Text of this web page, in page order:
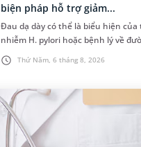
Thứ Năm, 6 tháng 8, 2026
biện pháp hỗ trợ giảm...
Đau dạ dày có thể là biểu hiện
nhiễm H. pylori hoặc bệnh lý về
khác. Dựa theo nguyên nhân cụ
cân nhắc chỉ định p...